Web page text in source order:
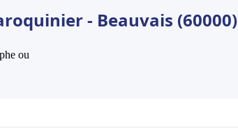
- Beauvais (60000)
ou